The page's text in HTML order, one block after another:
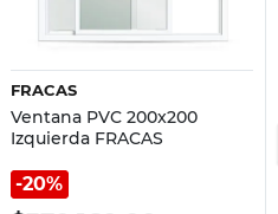
FRACAS
Ventana PVC 200x200
Izquierda FRACAS
20%